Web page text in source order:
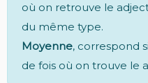
où on retrouve le
du même type.
Moyenne, correspond
de fois où on trouve le